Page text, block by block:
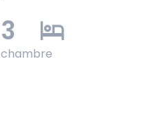
3
chambre